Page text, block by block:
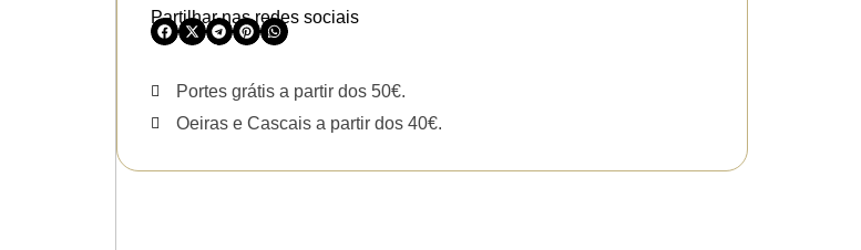
Partilhar nas redes sociais
Portes grátis a partir dos 50€.
Oeiras e Cascais a partir dos 40€.